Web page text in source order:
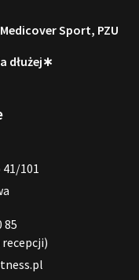
Sport, PZU
dłużej∗
101
85